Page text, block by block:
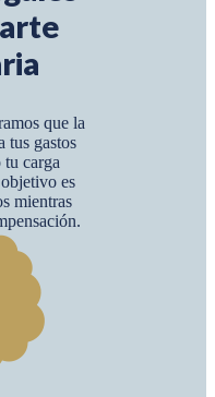
que la
tus gastos
carga
es
mientras